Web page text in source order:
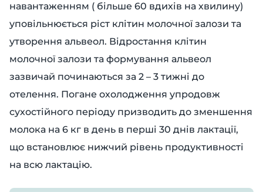
навантаженням ( більше 60 вдихів на хвилину)
уповільнюється ріст клітин молочної залози та
утворення альвеол. Відростання клітин
молочної залози та формування альвеол
зазвичай починаються за 2 – 3 тижні до
отелення. Погане охолодження упродовж
сухостійного періоду призводить до зменшення
молока на 6 кг в день в перші 30 днів лактації,
що встановлює нижчий рівень продуктивності
на всю лактацію.